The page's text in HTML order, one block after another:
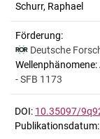
Schurr, Raphael
Förderung:
Deutsche
- SFB 1173
DOI: 10.35097/